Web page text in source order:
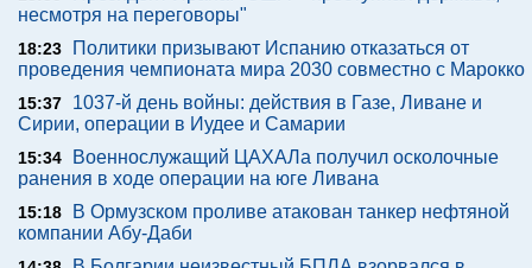
несмотря на переговоры"
18:23
Политики призывают Испанию отказаться от
проведения чемпионата мира 2030 совместно с Марокко
15:37
1037-й день войны: действия в Газе, Ливане и
Сирии, операции в Иудее и Самарии
15:34
Военнослужащий ЦАХАЛа получил осколочные
ранения в ходе операции на юге Ливана
15:18
В Ормузском проливе атакован танкер нефтяной
компании Абу-Даби